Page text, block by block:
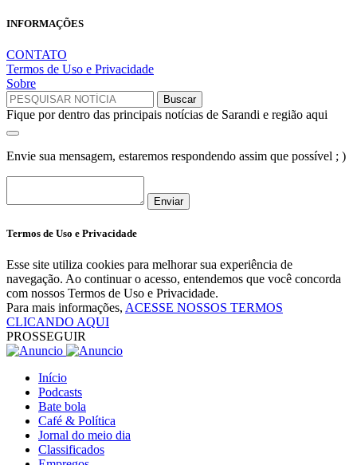
INFORMAÇÕES
CONTATO
Termos de Uso e Privacidade
Sobre
Fique por dentro das principais notícias de Sarandi e região aqui
Envie sua mensagem, estaremos respondendo assim que possível ; )
Enviar
Termos de Uso e Privacidade
Esse site utiliza cookies para melhorar sua experiência de
navegação. Ao continuar o acesso, entendemos que você concorda
com nossos Termos de Uso e Privacidade.
Para mais informações, ACESSE NOSSOS TERMOS
CLICANDO AQUI
PROSSEGUIR
Início
Podcasts
Bate bola
Café & Política
Jornal do meio dia
Classificados